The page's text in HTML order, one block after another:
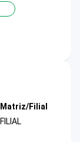
Matriz/Filial
FILIAL